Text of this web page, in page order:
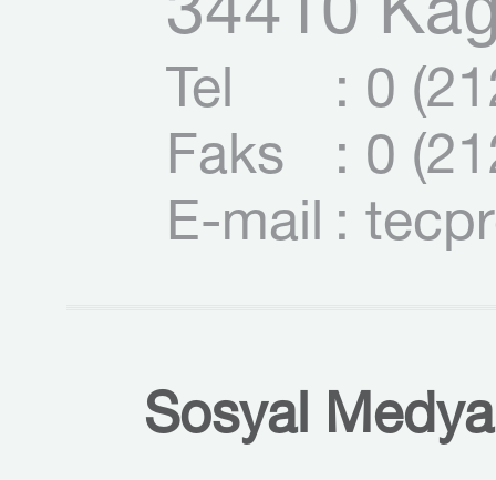
34410
Tel
: 0
Faks
: 0
E-mail :
Sosyal